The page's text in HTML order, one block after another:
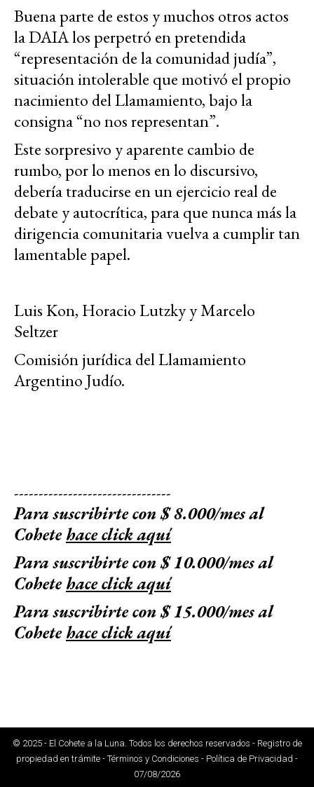
Buena parte de estos y muchos otros actos
la DAIA los perpetró en pretendida
“representación de la comunidad judía”,
situación intolerable que motivó el propio
nacimiento del Llamamiento, bajo la
consigna “no nos representan”.
Este sorpresivo y aparente cambio de
rumbo, por lo menos en lo discursivo,
debería traducirse en un ejercicio real de
debate y autocrítica, para que nunca más la
dirigencia comunitaria vuelva a cumplir tan
lamentable papel.
Luis Kon, Horacio Lutzky y Marcelo
Seltzer
Comisión jurídica del Llamamiento
Argentino Judío.
--------------------------------
Para suscribirte con $ 8.000/mes al
Cohetehace click aquí
Para suscribirte con $ 10.000/mes al
Cohetehace click aquí
Para suscribirte con $ 15.000/mes al
Cohetehace click aquí
© 2025 - El Cohete a la Luna. Todos los derechos reservados - Registro de
propiedad en trámite - Términos y Condiciones - Política de Privacidad -
07/08/2026